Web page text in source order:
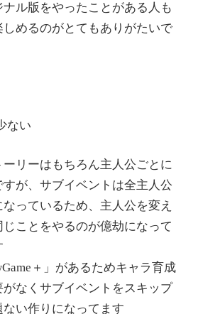
ナル版をやったことがある人も
しめるのがとてもありがたいで
ない
ーリーはもちろん主人公ごとに
すが、サブイベントは全主人公
っているため、主人公を変え
じことをやるのが億劫になって
＋」があるためキャラ育成
がなくサブイベントをスキップ
ない作りになってます